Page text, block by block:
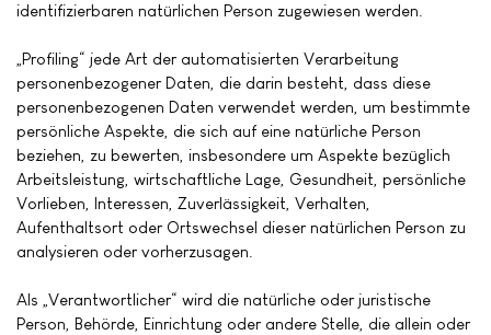
identifizierbaren natürlichen Person zugewiesen werden.
„Profiling“ jede Art der automatisierten Verarbeitung
personenbezogener Daten, die darin besteht, dass diese
personenbezogenen Daten verwendet werden, um bestimmte
persönliche Aspekte, die sich auf eine natürliche Person
beziehen, zu bewerten, insbesondere um Aspekte bezüglich
Arbeitsleistung, wirtschaftliche Lage, Gesundheit, persönliche
Vorlieben, Interessen, Zuverlässigkeit, Verhalten,
Aufenthaltsort oder Ortswechsel dieser natürlichen Person zu
analysieren oder vorherzusagen.
Als „Verantwortlicher“ wird die natürliche oder juristische
Person, Behörde, Einrichtung oder andere Stelle, die allein oder